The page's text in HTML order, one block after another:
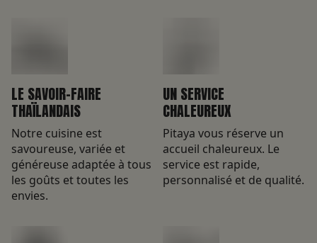
LE SAVOIR-FAIRE
THAÏLANDAIS
Notre cuisine est
savoureuse, variée et
généreuse adaptée à tous
les goûts et toutes les
envies.
UN SERVICE
CHALEUREUX
Pitaya vous réserve un
accueil chaleureux. Le
service est rapide,
personnalisé et de qualité.